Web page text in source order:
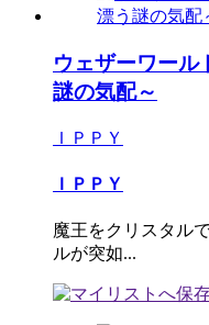
ウェザーワール
謎の気配～
ＩＰＰＹ
ＩＰＰＹ
魔王をクリスタル
ルが突如...